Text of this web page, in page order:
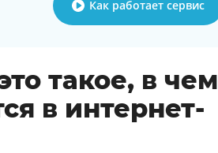
Как работает сервис
такое, в чем
в интернет-